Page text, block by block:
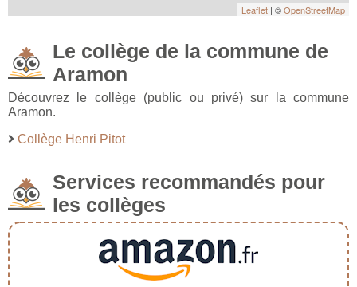
Leaflet | ©OpenStreetMap
Le collège de la commune de
Aramon
Découvrez le collège (public ou privé) sur la commune
Aramon.
Collège Henri Pitot
Services recommandés pour
les collèges